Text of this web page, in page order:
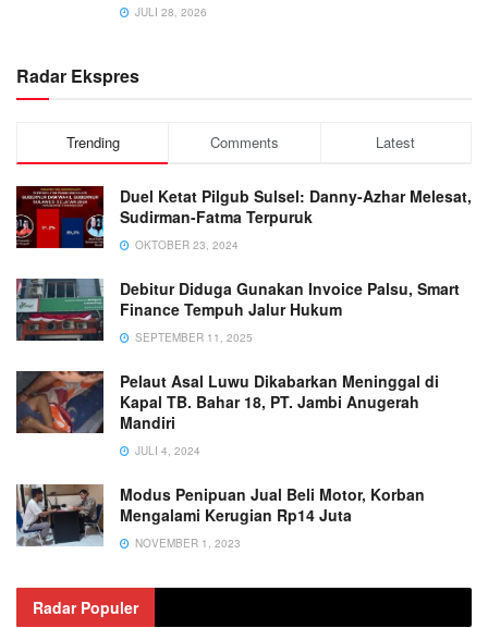
JULI 28, 2026
Radar Ekspres
Trending Comments Latest
Duel Ketat Pilgub Sulsel: Danny-Azhar Melesat,
Sudirman-Fatma Terpuruk
OKTOBER 23, 2024
Debitur Diduga Gunakan Invoice Palsu, Smart
Finance Tempuh Jalur Hukum
SEPTEMBER 11, 2025
Pelaut Asal Luwu Dikabarkan Meninggal di
Kapal TB. Bahar 18, PT. Jambi Anugerah
Mandiri
JULI 4, 2024
Modus Penipuan Jual Beli Motor, Korban
Mengalami Kerugian Rp14 Juta
NOVEMBER 1, 2023
Radar Populer